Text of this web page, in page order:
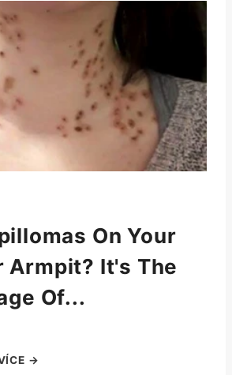
On Your
Armpit? It's The
Of...